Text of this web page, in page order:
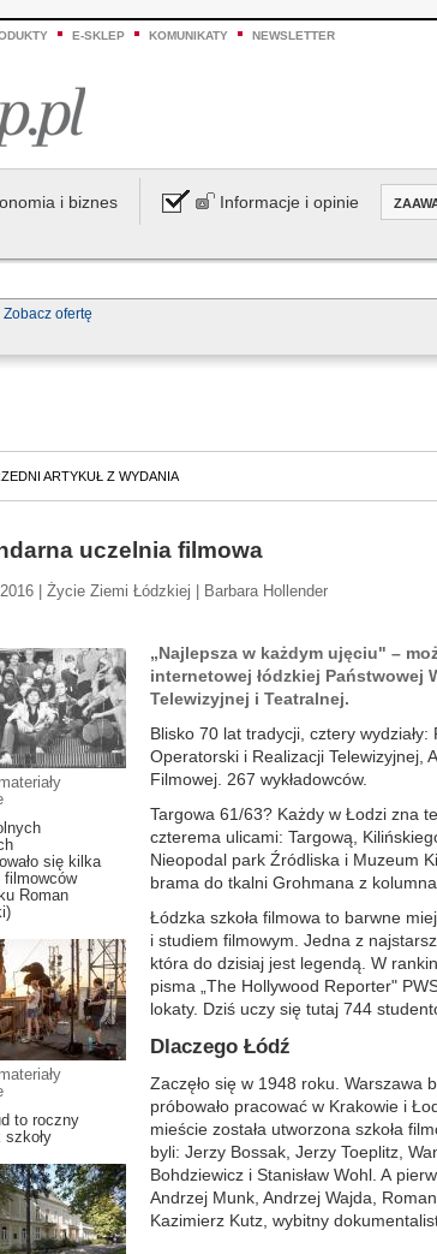
E-SKLEP KOMUNIKATY NEWSLETTER
i biznes Informacje i opinie
Zobacz ofertę
ARTYKUŁ Z WYDANIA
uczelnia filmowa
| Życie Ziemi Łódzkiej | Barbara Hollender
się kilka
filmowców
Roman
to roczny
szkoły
„Najlepsza w każdym ujęciu" –
internetowej łódzkiej Państwowej
Telewizyjnej i Teatralnej.
Blisko 70 lat tradycji, cztery
Operatorski i Realizacji Telewizyjnej,
Filmowej. 267 wykładowców.
Targowa 61/63? Każdy w Łodzi zna
czterema ulicami: Targową,
Nieopodal park Źródliska i Muzeum
brama do tkalni Grohmana z
Łódzka szkoła filmowa to barwne
i studiem filmowym. Jedna z
która do dzisiaj jest legendą. W
pisma „The Hollywood Reporter"
lokaty. Dziś uczy się tutaj 744
Dlaczego Łódź
Zaczęło się w 1948 roku. Warszawa
próbowało pracować w Krakowie i
mieście została utworzona szkoła
byli: Jerzy Bossak, Jerzy Toeplitz,
Bohdziewicz i Stanisław Wohl. A
Andrzej Munk, Andrzej Wajda,
Kazimierz Kutz, wybitny